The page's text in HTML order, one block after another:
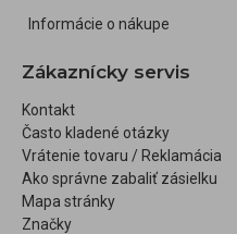
Informácie o nákupe
Zákaznícky servis
Kontakt
Často kladené otázky
Vrátenie tovaru / Reklamácia
Ako správne zabaliť zásielku
Mapa stránky
Značky